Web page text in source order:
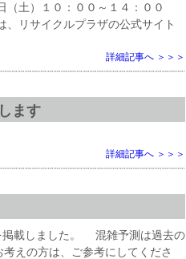
土）１０：００～１４：００
、リサイクルプラザの公式サイト
詳細記事へ ＞＞＞
ます
詳細記事へ ＞＞＞
掲載しました。 混雑予測は過去の
えの方は、ご参考にしてくださ